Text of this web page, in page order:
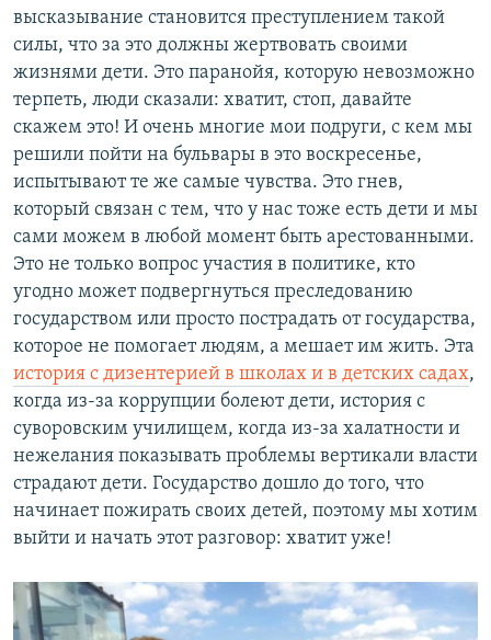
высказывание становится преступлением такой
силы, что за это должны жертвовать своими
жизнями дети. Это паранойя, которую невозможно
терпеть, люди сказали: хватит, стоп, давайте
скажем это! И очень многие мои подруги, с кем мы
решили пойти на бульвары в это воскресенье,
испытывают те же самые чувства. Это гнев,
который связан с тем, что у нас тоже есть дети и мы
сами можем в любой момент быть арестованными.
Это не только вопрос участия в политике, кто
угодно может подвергнуться преследованию
государством или просто пострадать от государства,
которое не помогает людям, а мешает им жить. Эта
история с дизентерией в школах и в детских садах,
когда из-за коррупции болеют дети, история с
суворовским училищем, когда из-за халатности и
нежелания показывать проблемы вертикали власти
страдают дети. Государство дошло до того, что
начинает пожирать своих детей, поэтому мы хотим
выйти и начать этот разговор: хватит уже!